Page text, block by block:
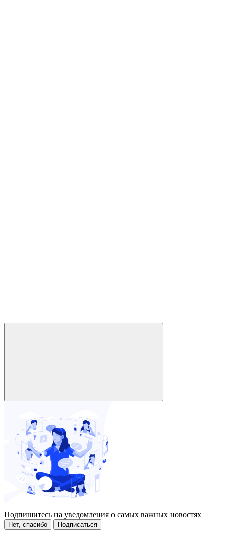
Подпишитесь на уведомления о самых важных новостях
Нет, спасибо Подписаться